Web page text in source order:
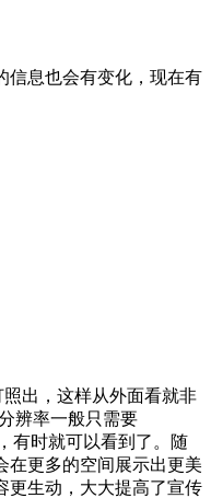
信息也会有变化，现在有
出，这样从外面看就非
辨率一般只需要
有时就可以看到了。随
在更多的空间展示出更美
更生动，大大提高了宣传